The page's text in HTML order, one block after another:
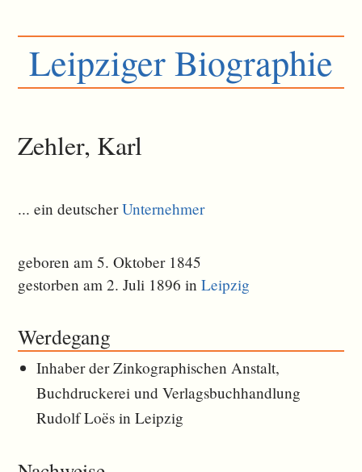
Leipziger Biographie
Zehler, Karl
... ein deutscherUnternehmer
geboren am 5. Oktober 1845
gestorben am 2. Juli 1896 inLeipzig
Werdegang
Inhaber der Zinkographischen Anstalt,
Buchdruckerei und Verlagsbuchhandlung
Rudolf Loës in Leipzig